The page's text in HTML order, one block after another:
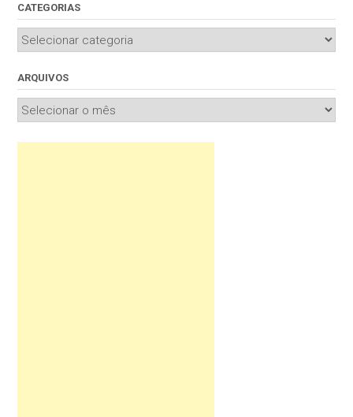
CATEGORIAS
Categorias
ARQUIVOS
Arquivos